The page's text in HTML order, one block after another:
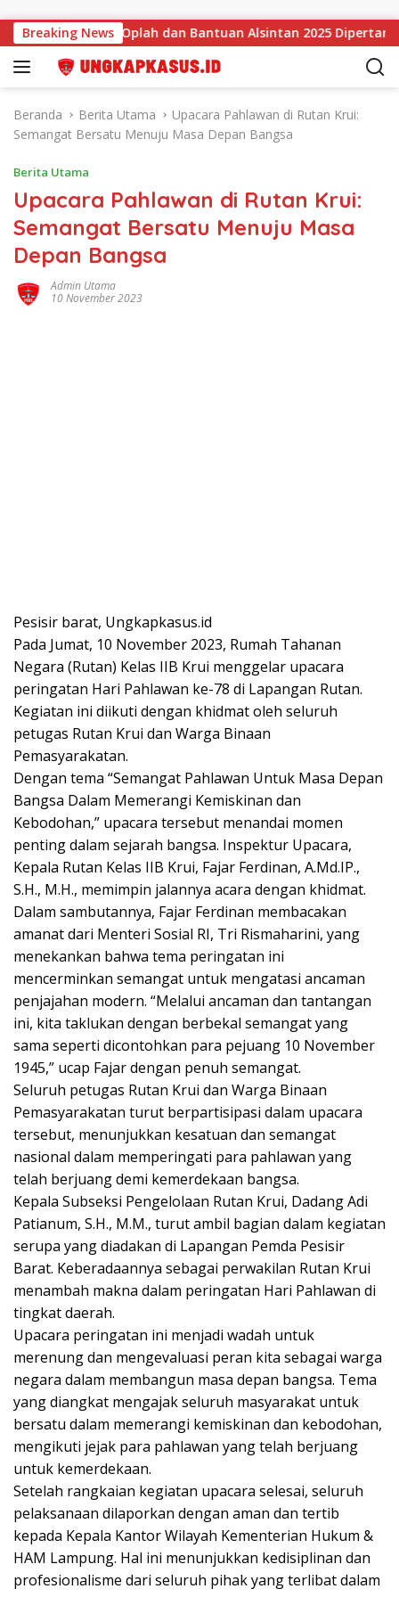
Breaking News
Disorot, Oplah dan Bantuan Alsintan 2025 Dipertanyakan
Beranda Berita Utama
Upacara Pahlawan di Rutan Krui:
Semangat Bersatu Menuju Masa Depan Bangsa
Berita Utama
Upacara Pahlawan di Rutan Krui:
Semangat Bersatu Menuju Masa
Depan Bangsa
Admin Utama
10 November 2023
Pesisir barat, Ungkapkasus.id
Pada Jumat, 10 November 2023, Rumah Tahanan
Negara (Rutan) Kelas IIB Krui menggelar upacara
peringatan Hari Pahlawan ke-78 di Lapangan Rutan.
Kegiatan ini diikuti dengan khidmat oleh seluruh
petugas Rutan Krui dan Warga Binaan
Pemasyarakatan.
Dengan tema “Semangat Pahlawan Untuk Masa Depan
Bangsa Dalam Memerangi Kemiskinan dan
Kebodohan,” upacara tersebut menandai momen
penting dalam sejarah bangsa. Inspektur Upacara,
Kepala Rutan Kelas IIB Krui, Fajar Ferdinan, A.Md.IP.,
S.H., M.H., memimpin jalannya acara dengan khidmat.
Dalam sambutannya, Fajar Ferdinan membacakan
amanat dari Menteri Sosial RI, Tri Rismaharini, yang
menekankan bahwa tema peringatan ini
mencerminkan semangat untuk mengatasi ancaman
penjajahan modern. “Melalui ancaman dan tantangan
ini, kita taklukan dengan berbekal semangat yang
sama seperti dicontohkan para pejuang 10 November
1945,” ucap Fajar dengan penuh semangat.
Seluruh petugas Rutan Krui dan Warga Binaan
Pemasyarakatan turut berpartisipasi dalam upacara
tersebut, menunjukkan kesatuan dan semangat
nasional dalam memperingati para pahlawan yang
telah berjuang demi kemerdekaan bangsa.
Kepala Subseksi Pengelolaan Rutan Krui, Dadang Adi
Patianum, S.H., M.M., turut ambil bagian dalam kegiatan
serupa yang diadakan di Lapangan Pemda Pesisir
Barat. Keberadaannya sebagai perwakilan Rutan Krui
menambah makna dalam peringatan Hari Pahlawan di
tingkat daerah.
Upacara peringatan ini menjadi wadah untuk
merenung dan mengevaluasi peran kita sebagai warga
negara dalam membangun masa depan bangsa. Tema
yang diangkat mengajak seluruh masyarakat untuk
bersatu dalam memerangi kemiskinan dan kebodohan,
mengikuti jejak para pahlawan yang telah berjuang
untuk kemerdekaan.
Setelah rangkaian kegiatan upacara selesai, seluruh
pelaksanaan dilaporkan dengan aman dan tertib
kepada Kepala Kantor Wilayah Kementerian Hukum &
HAM Lampung. Hal ini menunjukkan kedisiplinan dan
profesionalisme dari seluruh pihak yang terlibat dalam